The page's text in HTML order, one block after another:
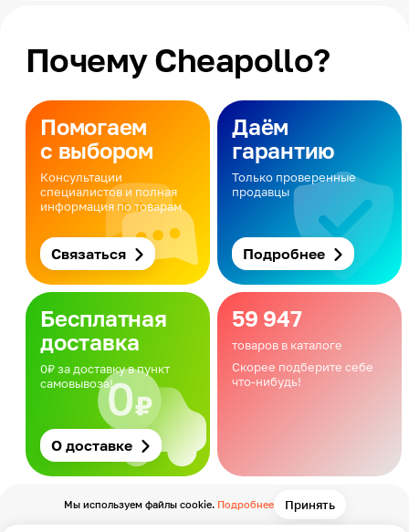
Почему Cheapollo?
Помогаем
с выбором
Консультации
специалистов и полная
информация по товарам
Связаться
Даём
гарантию
Только проверенные
продавцы
Подробнее
Бесплатная
доставка
0₽ за доставку в пункт
самовывоза!
О доставке
59 947
товаров в каталоге
Скорее подберите себе
что-нибудь!
Мы используем файлы cookie. Подробнее Принять